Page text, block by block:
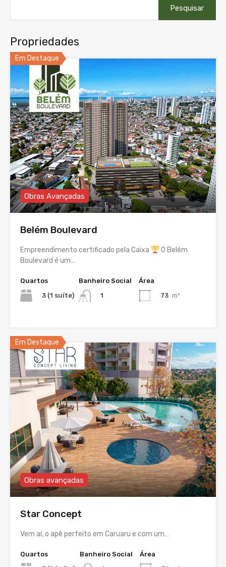
por:
Propriedades
Em Destaque
Obras Avançadas
Belém Boulevard
Empreendimento certificado pela Caixa
O Belém
Boulevard é um…
Quartos
3 (1 suíte)
Banheiro Social
1
Área
73 m²
Em Destaque
Obras avançadas
Star Concept
Vem aí, o apê perfeito em Caruaru e com um…
Quartos
Banheiro Social
Área